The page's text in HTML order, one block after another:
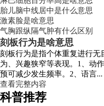
胎儿脑中线居中是什么意思
激素脸是啥意思
气胸跟纵隔气肿有什么区别
刻板行为是啥意思
刻板行为是指个体重复进行
为、兴趣狭窄等表现。1、动
预可减少发生频率。2、语言...
查看完整内容
科普推荐